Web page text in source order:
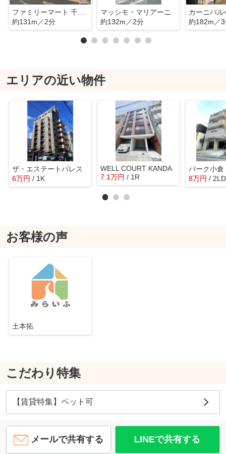
ファミリーマート 千種今池南店
約131m／2分
マッシモ・マリアーニ
約132m／2分
カーニバル
約182m／
エリアの近い物件
ザ・エステートパレス
6万円 / 1K
WELL COURT KANDA
7.1万円 / 1R
パーク小倉
8万円 /
お客様の声
土本拓
こだわり特集
【賃貸特集】ペット可
メールで共有する LINEで共有する